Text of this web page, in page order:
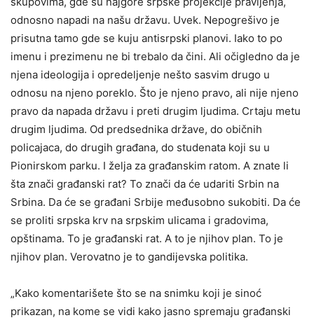
odnosno napadi na našu državu. Uvek. Nepogrešivo je
prisutna tamo gde se kuju antisrpski planovi. Iako to po
imenu i prezimenu ne bi trebalo da čini. Ali očigledno da je
njena ideologija i opredeljenje nešto sasvim drugo u
odnosu na njeno poreklo. Što je njeno pravo, ali nije njeno
pravo da napada državu i preti drugim ljudima. Crtaju metu
drugim ljudima. Od predsednika države, do običnih
policajaca, do drugih građana, do studenata koji su u
Pionirskom parku. I želja za građanskim ratom. A znate li
šta znači građanski rat? To znači da će udariti Srbin na
Srbina. Da će se građani Srbije međusobno sukobiti. Da će
se proliti srpska krv na srpskim ulicama i gradovima,
opštinama. To je građanski rat. A to je njihov plan. To je
njihov plan. Verovatno je to gandijevska politika.
„Kako komentarišete što se na snimku koji je sinoć
prikazan, na kome se vidi kako jasno spremaju građanski